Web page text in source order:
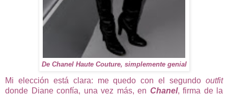
De Chanel Haute Couture, simplemente genial
Mi elección está clara: me quedo con el segundo outfit
donde Diane confía, una vez más, en Chanel, firma de la